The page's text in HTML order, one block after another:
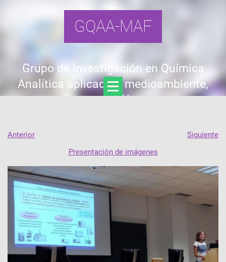
GQAA-MAF
Grupo de Investigación en Química
Analítica aplicada a medioambiente,
alimentos y fármacos
Anterior
Siguiente
Presentación de imágenes